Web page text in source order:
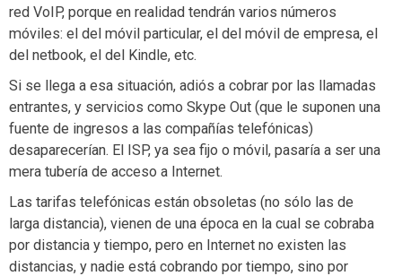
red VoIP, porque en realidad tendrán varios números
móviles: el del móvil particular, el del móvil de empresa, el
del netbook, el del Kindle, etc.
Si se llega a esa situación, adiós a cobrar por las llamadas
entrantes, y servicios como Skype Out (que le suponen una
fuente de ingresos a las compañías telefónicas)
desaparecerían. El ISP, ya sea fijo o móvil, pasaría a ser una
mera tubería de acceso a Internet.
Las tarifas telefónicas están obsoletas (no sólo las de
larga distancia), vienen de una época en la cual se cobraba
por distancia y tiempo, pero en Internet no existen las
distancias, y nadie está cobrando por tiempo, sino por